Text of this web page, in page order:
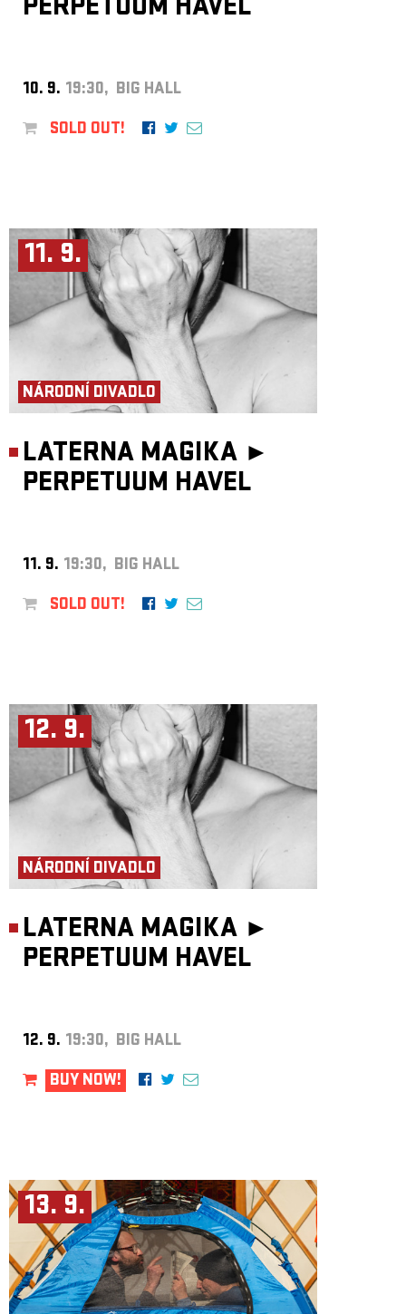
PERPETUUM HAVEL
10. 9. 19:30, BIG HALL
SOLD OUT!
11. 9.
NÁRODNÍ DIVADLO
LATERNA MAGIKA ►
PERPETUUM HAVEL
11. 9. 19:30, BIG HALL
SOLD OUT!
12. 9.
NÁRODNÍ DIVADLO
LATERNA MAGIKA ►
PERPETUUM HAVEL
12. 9. 19:30, BIG HALL
BUY NOW!
13. 9.